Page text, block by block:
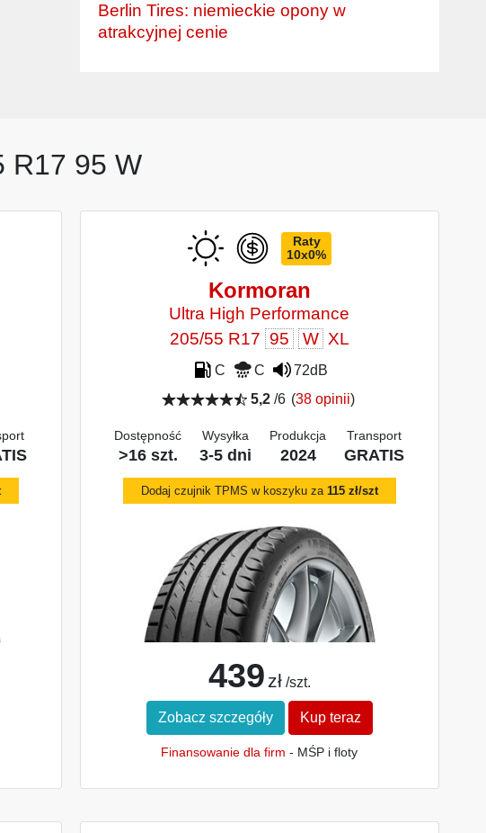
Berlin Tires: niemieckie opony w
atrakcyjnej cenie
R17 95 W
Raty
10x0%
Kormoran
Ultra High Performance
205/55 R17 95 W XL
C C
72dB
5,2/6 (38 opinii)
Dostępność
>16 szt.
Wysyłka
3-5 dni
Produkcja
2024
Transport
GRATIS
Dodaj czujnik TPMS w koszyku za 115 zł/szt
439 zł /szt.
Zobacz szczegóły Kup teraz
Finansowanie dla firm - MŚP i floty